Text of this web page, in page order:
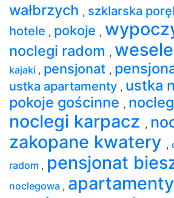
wałbrzych , szklarska
hotele , pokoje ,
noclegi radom ,
kajaki , pensjonat ,
ustka apartamenty , ustka
pokoje gościnne ,
noclegi karpacz ,
zakopane kwatery ,
radom , pensjonat
noclegowa , apartamenty